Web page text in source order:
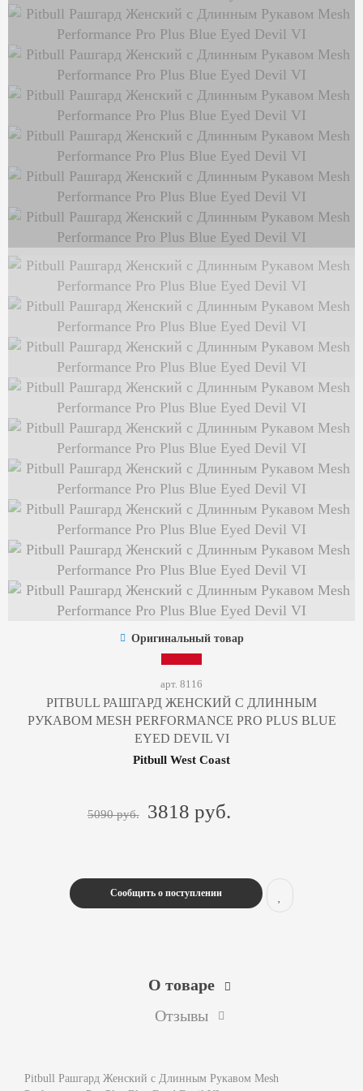
арт. 8116
PITBULL РАШГАРД ЖЕНСКИЙ С ДЛИННЫМ
РУКАВОМ MESH PERFORMANCE PRO PLUS BLUE
EYED DEVIL VI
Pitbull West Coast
Оригинальный товар
5090 руб. 3818 руб.
Сообщить о поступлении
О товаре
Отзывы
Pitbull Рашгард Женский с Длинным Рукавом Mesh